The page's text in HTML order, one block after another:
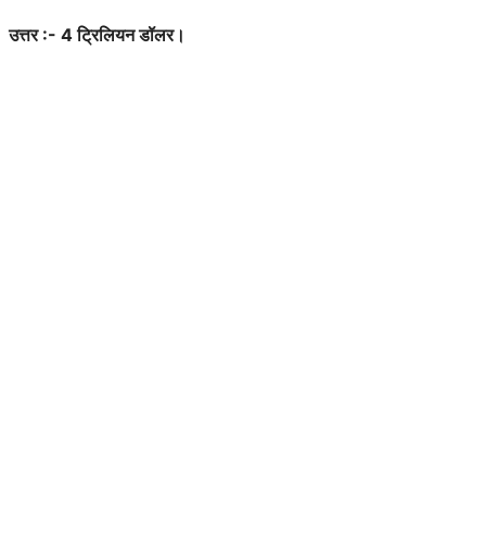
उत्तर :- 4 ट्रिलियन डॉलर।